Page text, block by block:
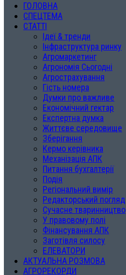
ГОЛОВНА
СПЕЦТЕМА
СТАТТІ
Ідеї & тренди
Інфраструктура ринку
Агромаркетинг
Агрономія Сьогодні
Агрострахування
Гість номера
Думки про важливе
Економічний гектар
Експертна думка
Життєве середовище
Зберігання
Кермо керівника
Механізація АПК
Питання бухгалтерії
Подія
Регіональний вимір
Редакторський погляд
Сучасне тваринництво
У правовому полі
Фінансування АПК
Заготівля силосу
ЕЛЕВАТОРИ
АКТУАЛЬНА РОЗМОВА
АГРОРЕКОРДИ